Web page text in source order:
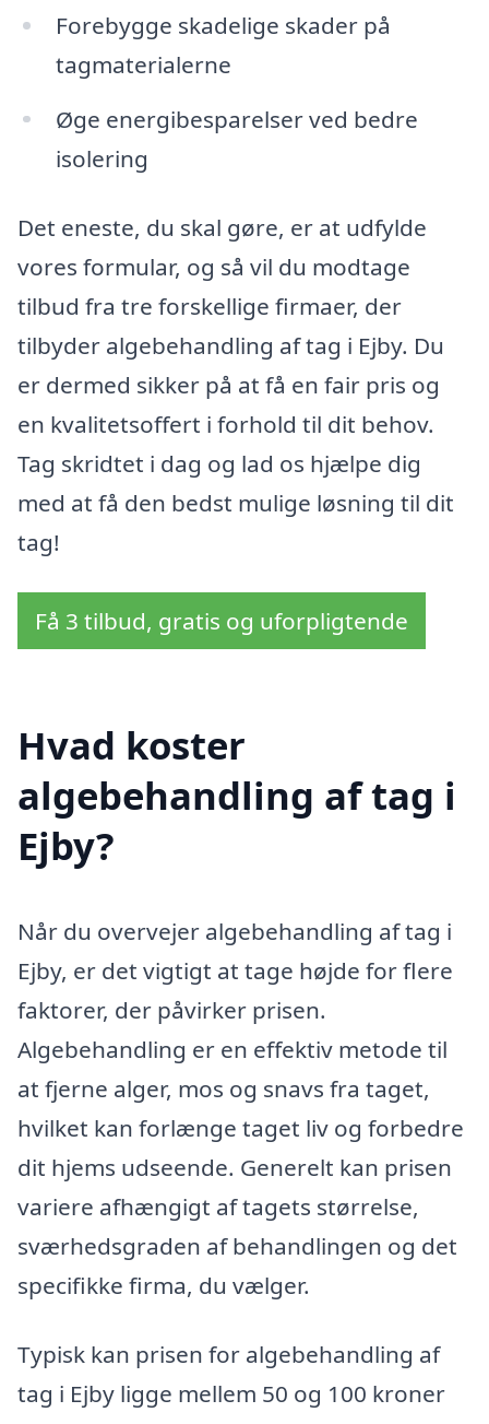
Forebygge skadelige skader på
tagmaterialerne
Øge energibesparelser ved bedre
isolering
Det eneste, du skal gøre, er at udfylde
vores formular, og så vil du modtage
tilbud fra tre forskellige firmaer, der
tilbyder algebehandling af tag i Ejby. Du
er dermed sikker på at få en fair pris og
en kvalitetsoffert i forhold til dit behov.
Tag skridtet i dag og lad os hjælpe dig
med at få den bedst mulige løsning til dit
tag!
Få 3 tilbud, gratis og uforpligtende
Hvad koster
algebehandling af tag i
Ejby?
Når du overvejer algebehandling af tag i
Ejby, er det vigtigt at tage højde for flere
faktorer, der påvirker prisen.
Algebehandling er en effektiv metode til
at fjerne alger, mos og snavs fra taget,
hvilket kan forlænge taget liv og forbedre
dit hjems udseende. Generelt kan prisen
variere afhængigt af tagets størrelse,
sværhedsgraden af behandlingen og det
specifikke firma, du vælger.
Typisk kan prisen for algebehandling af
tag i Ejby ligge mellem 50 og 100 kroner